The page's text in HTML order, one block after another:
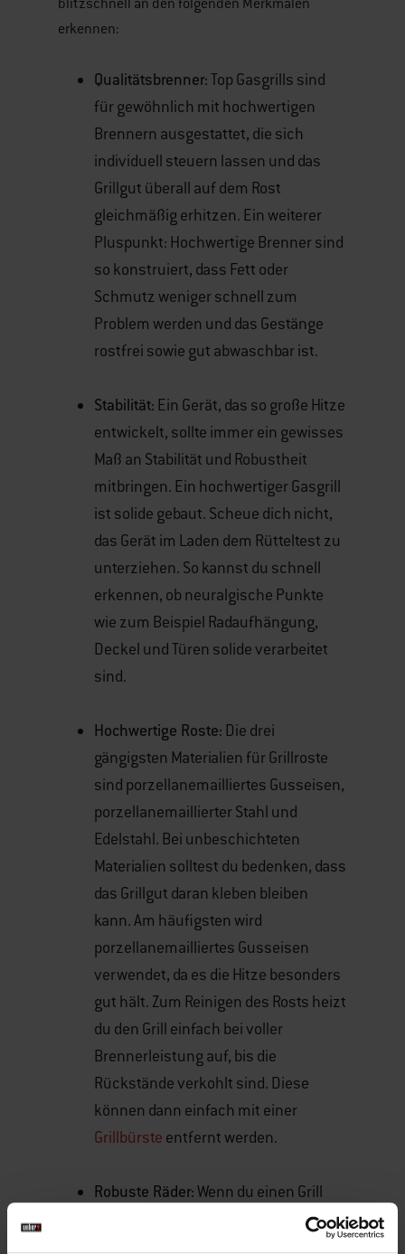
blitzschnell an den folgenden Merkmalen
erkennen:
Qualitätsbrenner:Top Gasgrills sind
für gewöhnlich mit hochwertigen
Brennern ausgestattet, die sich
individuell steuern lassen und das
Grillgut überall auf dem Rost
gleichmäßig erhitzen. Ein weiterer
Pluspunkt: Hochwertige Brenner sind
so konstruiert, dass Fett oder
Schmutz weniger schnell zum
Problem werden und das Gestänge
rostfrei sowie gut abwaschbar ist.
Stabilität: Ein Gerät, das so große Hitze
entwickelt, sollte immer ein gewisses
Maß an Stabilität und Robustheit
mitbringen. Ein hochwertiger Gasgrill
ist solide gebaut. Scheue dich nicht,
das Gerät im Laden dem Rütteltest zu
unterziehen. So kannst du schnell
erkennen, ob neuralgische Punkte
wie zum Beispiel Radaufhängung,
Deckel und Türen solide verarbeitet
sind.
Hochwertige Roste: Die drei
gängigsten Materialien für Grillroste
sind porzellanemailliertes Gusseisen,
porzellanemaillierter Stahl und
Edelstahl. Bei unbeschichteten
Materialien solltest du bedenken, dass
das Grillgut daran kleben bleiben
kann. Am häufigsten wird
porzellanemailliertes Gusseisen
verwendet, da es die Hitze besonders
gut hält. Zum Reinigen des Rosts heizt
du den Grill einfach bei voller
Brennerleistung auf, bis die
Rückstände verkohlt sind. Diese
können dann einfach mit einer
Grillbürste entfernt werden.
Robuste Räder:Wenn du einen Grill
mit Rädern bevorzugst, um flexibel zu